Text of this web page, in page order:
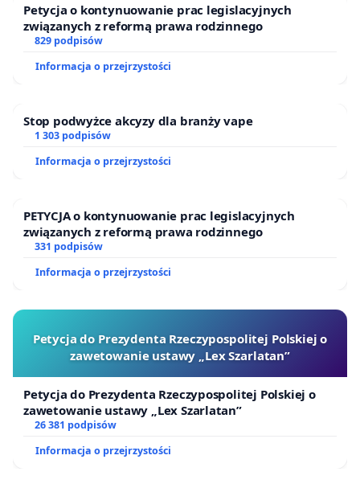
Petycja o kontynuowanie prac legislacyjnych
związanych z reformą prawa rodzinnego
829 podpisów
Informacja o przejrzystości
Stop podwyżce akcyzy dla branży vape
1 303 podpisów
Informacja o przejrzystości
PETYCJA o kontynuowanie prac legislacyjnych
związanych z reformą prawa rodzinnego
331 podpisów
Informacja o przejrzystości
Petycja do Prezydenta Rzeczypospolitej Polskiej o
zawetowanie ustawy „Lex Szarlatan”
Petycja do Prezydenta Rzeczypospolitej Polskiej o
zawetowanie ustawy „Lex Szarlatan”
26 381 podpisów
Informacja o przejrzystości